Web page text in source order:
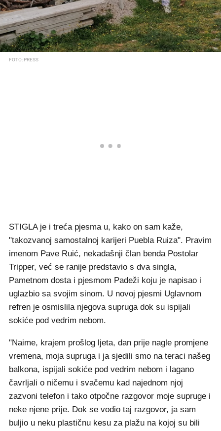
FOTO: PRESS
STIGLA je i treća pjesma u, kako on sam kaže,
"takozvanoj samostalnoj karijeri Puebla Ruiza". Pravim
imenom Pave Ruić, nekadašnji član benda Postolar
Tripper, već se ranije predstavio s dva singla,
Pametnom dosta i pjesmom Padeži koju je napisao i
uglazbio sa svojim sinom. U novoj pjesmi Uglavnom
refren je osmislila njegova supruga dok su ispijali
sokiće pod vedrim nebom.
"Naime, krajem prošlog ljeta, dan prije nagle promjene
vremena, moja supruga i ja sjedili smo na teraci našeg
balkona, ispijali sokiće pod vedrim nebom i lagano
čavrljali o ničemu i svačemu kad najednom njoj
zazvoni telefon i tako otpočne razgovor moje supruge i
neke njene prije. Dok se vodio taj razgovor, ja sam
buljio u neku plastičnu kesu za plažu na kojoj su bili